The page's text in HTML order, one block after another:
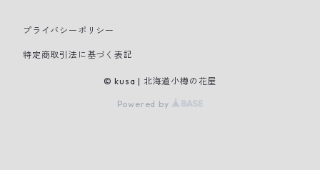
スタンドタイプ装花
プライバシーポリシー
特定商取引法に基づく表記
© kusa | 北海道小樽の花屋
Powered by